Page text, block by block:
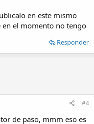
en este mismo
el momento no tengo
Responder
#4
de paso, mmm eso es